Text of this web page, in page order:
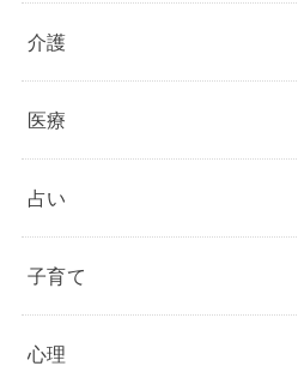
介護
医療
占い
子育て
心理